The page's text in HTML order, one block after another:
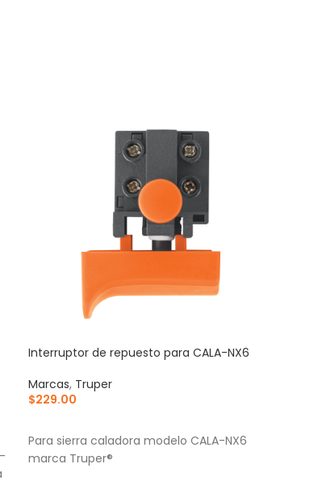
Interruptor de repuesto para CALA-NX6
Marcas, Truper
$229.00
Para sierra caladora modelo CALA-NX6
marca Truper®